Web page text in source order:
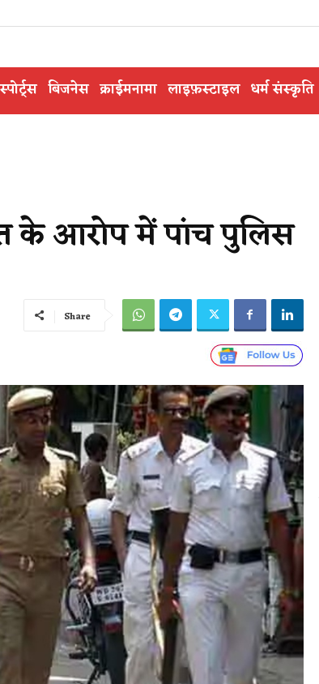
स्पोर्ट्स बिजनेस क्राईमनामा लाइफ़स्टाइल धर्म संस्कृति
के आरोप में पांच पुलिस
Share